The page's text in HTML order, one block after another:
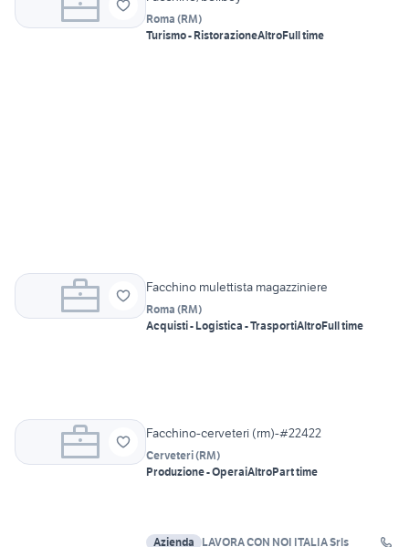
Roma (RM)
Turismo - RistorazioneAltroFull time
Facchino mulettista magazziniere
Roma (RM)
Acquisti - Logistica - TrasportiAltroFull time
Facchino-cerveteri (rm)-#22422
Cerveteri(RM)
Produzione - OperaiAltroPart time
Azienda LAVORA CON NOI ITALIA Srls